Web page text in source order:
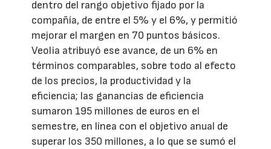
dentro del rango objetivo fijado por la
compañía, de entre el 5% y el 6%, y permitió
mejorar el margen en 70 puntos básicos.
Veolia atribuyó ese avance, de un 6% en
términos comparables, sobre todo al efecto
de los precios, la productividad y la
eficiencia; las ganancias de eficiencia
sumaron 195 millones de euros en el
semestre, en línea con el objetivo anual de
superar los 350 millones, a lo que se sumó el